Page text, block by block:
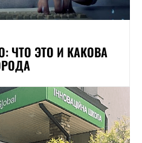
ЧТО ЭТО И КАКОВА